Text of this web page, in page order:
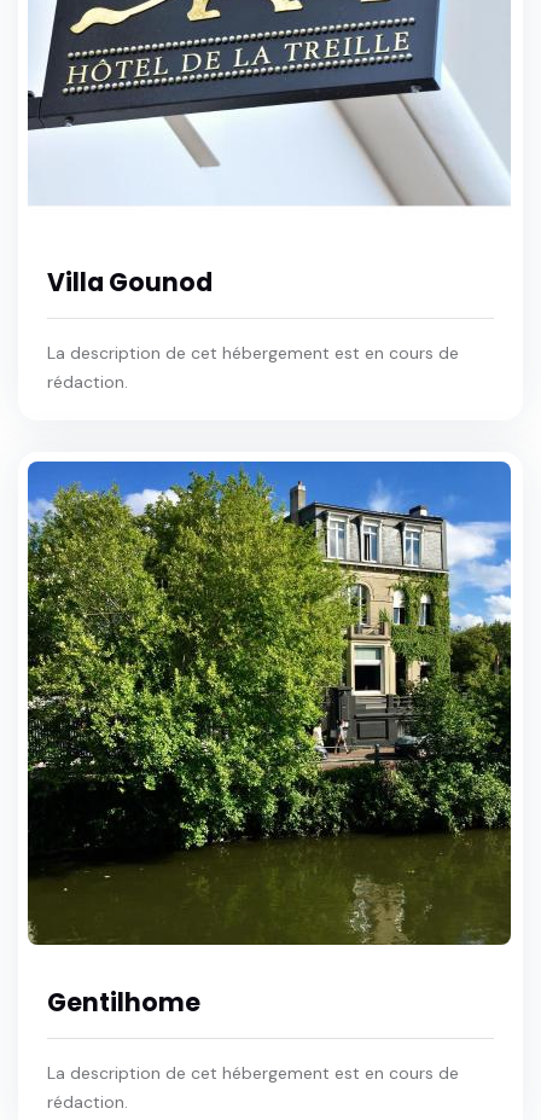
Villa Gounod
La description de cet hébergement est en cours de
rédaction.
Gentilhome
La description de cet hébergement est en cours de
rédaction.